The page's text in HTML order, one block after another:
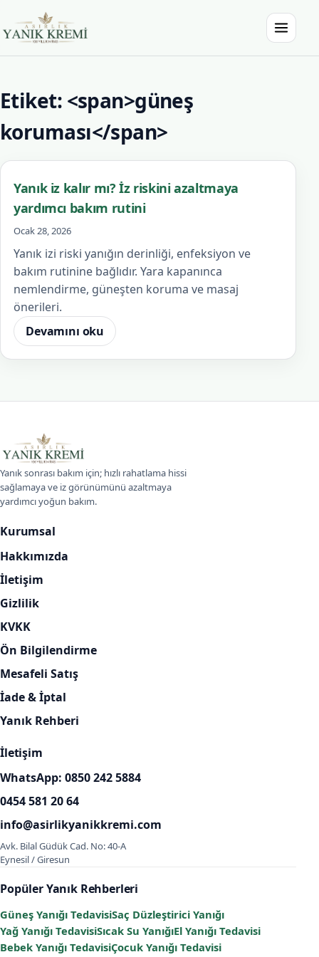
Asırlık Yanık Kremi
Menüyü
Etiket: <span>güneş
koruması</span>
Yanık iz kalır mı? İz riskini azaltmaya
yardımcı bakım rutini
Ocak 28, 2026
Yanık izi riski yanığın derinliği, enfeksiyon ve
bakım rutinine bağlıdır. Yara kapanınca
nemlendirme, güneşten koruma ve masaj
önerileri.
Devamını oku
Asırlık Yanık Kremi
Yanık sonrası bakım için; hızlı rahatlama hissi
sağlamaya ve iz görünümünü azaltmaya
yardımcı yoğun bakım.
Kurumsal
Hakkımızda
İletişim
Gizlilik
KVKK
Ön Bilgilendirme
Mesafeli Satış
İade & İptal
Yanık Rehberi
İletişim
WhatsApp: 0850 242 5884
0454 581 20 64
info@asirlikyanikkremi.com
Avk. Bilal Güdük Cad. No: 40-A
Eynesil / Giresun
Popüler Yanık Rehberleri
Güneş Yanığı TedavisiSaç Düzleştirici Yanığı
Yağ Yanığı TedavisiSıcak Su YanığıEl Yanığı Tedavisi
Bebek Yanığı TedavisiÇocuk Yanığı Tedavisi